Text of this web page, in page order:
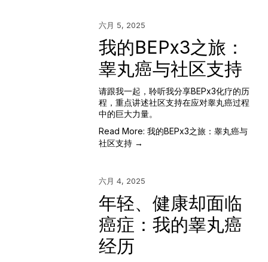
六月 5, 2025
我的BEPx3之旅：
睾丸癌与社区支持
请跟我一起，聆听我分享BEPx3化疗的历
程，重点讲述社区支持在应对睾丸癌过程
中的巨大力量。
Read More: 我的BEPx3之旅：睾丸癌与
社区支持 →
六月 4, 2025
年轻、健康却面临
癌症：我的睾丸癌
经历